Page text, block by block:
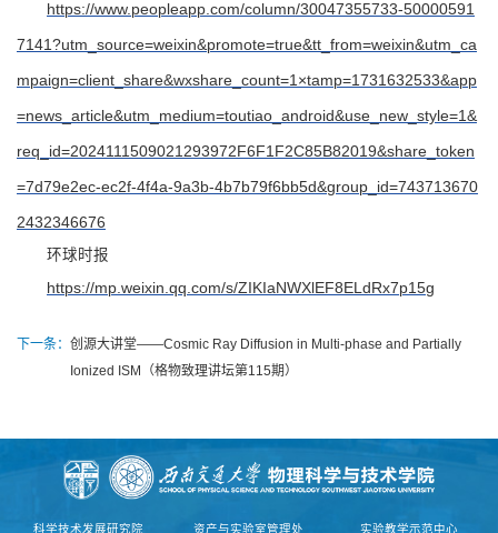
https://www.peopleapp.com/column/30047355733-50000591
7141?utm_source=weixin&promote=true&tt_from=weixin&utm_ca
mpaign=client_share&wxshare_count=1×tamp=1731632533&app
=news_article&utm_medium=toutiao_android&use_new_style=1&
req_id=2024111509021293972F6F1F2C85B82019&share_token
=7d79e2ec-ec2f-4f4a-9a3b-4b7b79f6bb5d&group_id=743713670
2432346676
环球时报
https://mp.weixin.qq.com/s/ZIKIaNWXlEF8ELdRx7p15g
下一条： 创源大讲堂——Cosmic Ray Diffusion in Multi-phase and Partially
Ionized ISM（格物致理讲坛第115期）
科学技术发展研究院 资产与实验室管理处 实验教学示范中心